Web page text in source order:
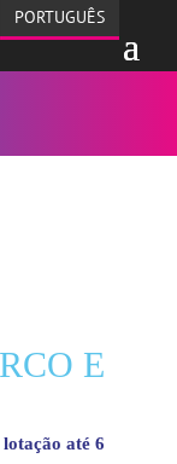
PORTUGUÊS
E
até 6